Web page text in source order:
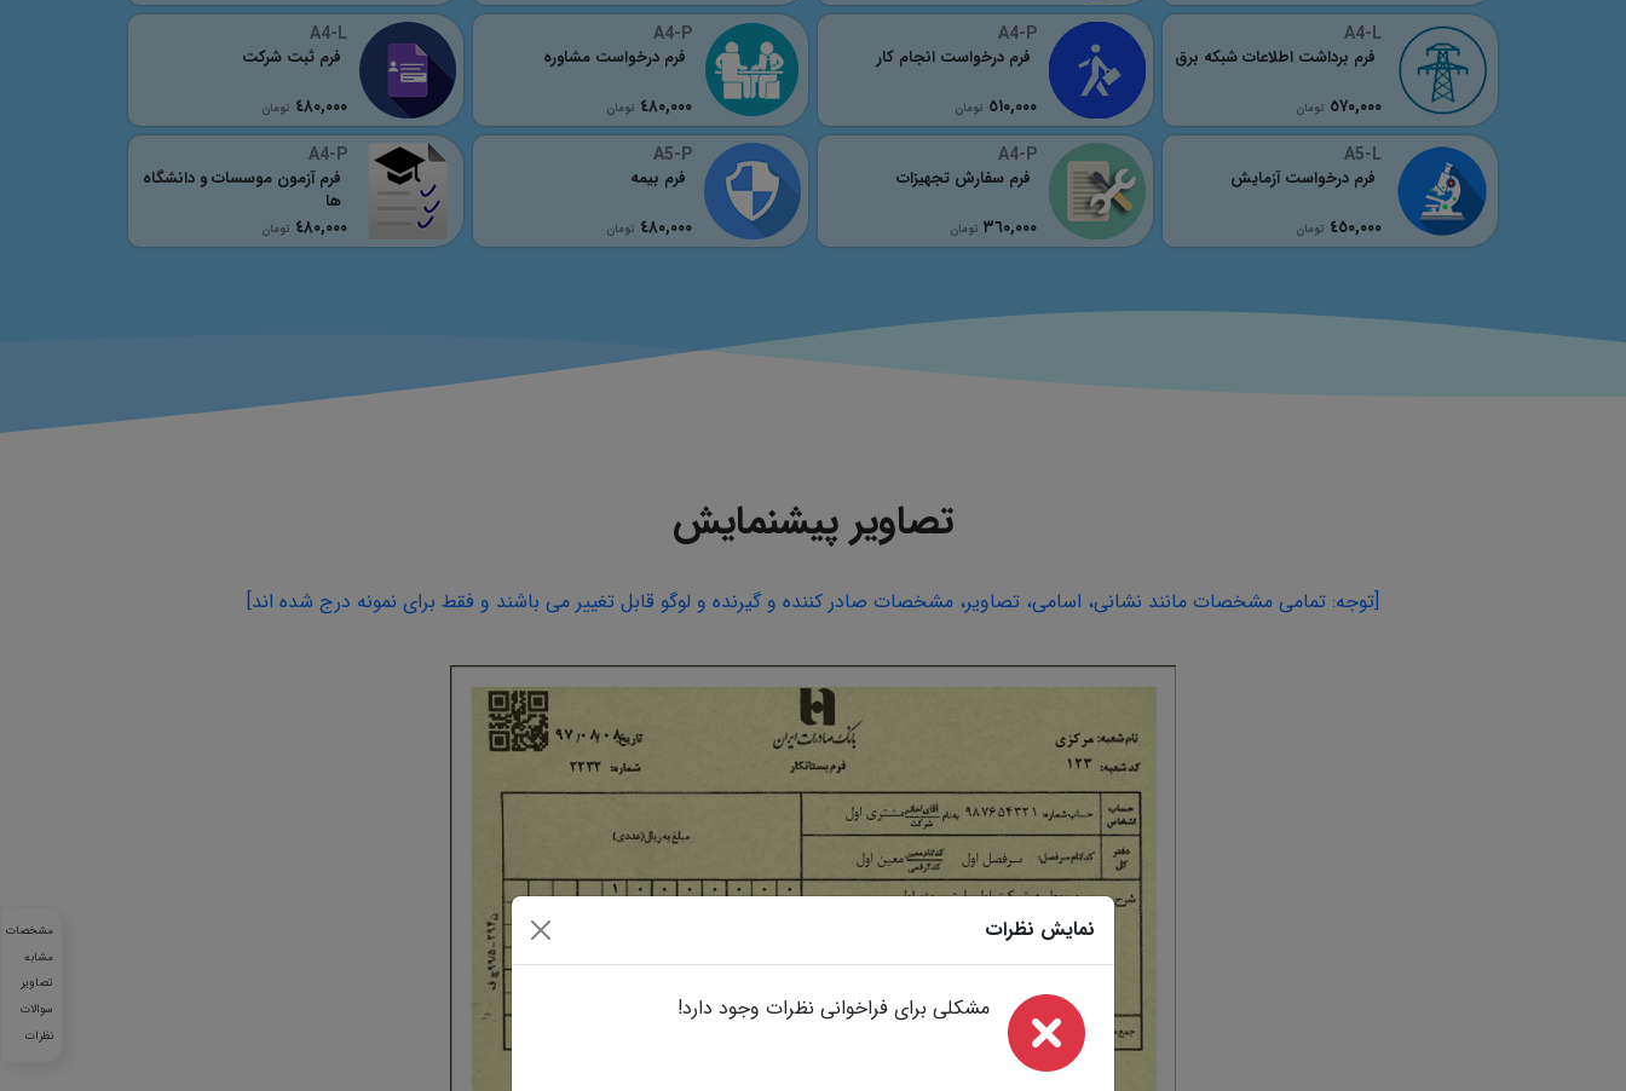
مشخصات
مشابه
تصاویر
سوالات
نظرات
A4-L
٥٧٠,٠٠٠ تومان
فرم برداشت اطلاعات شبکه برق
A4-P
٥١٠,٠٠٠ تومان
فرم درخواست انجام کار
A4-P
٤٨٠,٠٠٠ تومان
فرم درخواست مشاوره
A4-L
٤٨٠,٠٠٠ تومان
فرم ثبت شرکت
A5-L
٤٥٠,٠٠٠ تومان
فرم درخواست آزمایش
A4-P
٣٦٠,٠٠٠ تومان
فرم سفارش تجهیزات
A5-P
٤٨٠,٠٠٠ تومان
فرم بیمه
A4-P
٤٨٠,٠٠٠ تومان
فرم آزمون موسسات و دانشگاه
ها
تصاویر پیشنمایش
[توجه: تمامی مشخصات مانند نشانی، اسامی، تصاویر، مشخصات صادر کننده و گیرنده و لوگو قابل تغییر می باشند و فقط برای نمونه درج شده اند]
نمایش نظرات
مشکلی برای فراخوانی نظرات وجود دارد!